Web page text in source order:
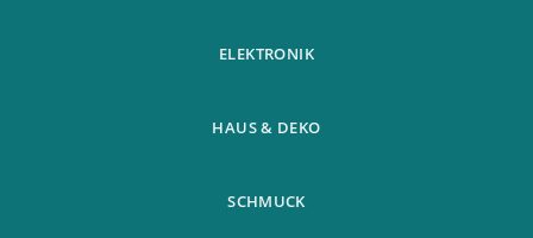
ELEKTRONIK
HAUS & DEKO
SCHMUCK